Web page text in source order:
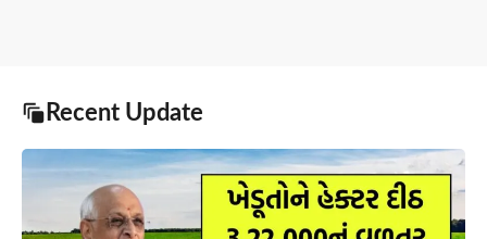
Recent Update